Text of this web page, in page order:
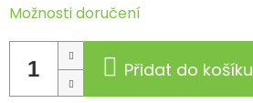
Možnosti doručení
Přidat do košíku